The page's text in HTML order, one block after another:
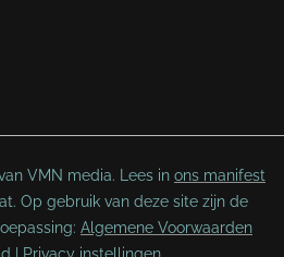
VMN media. Lees in ons manifest
Op gebruik van deze site zijn de
Algemene Voorwaarden